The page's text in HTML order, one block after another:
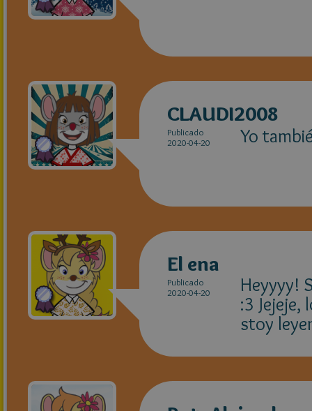
CLAUDI2008
Publicado
2020-04-20
Yo
El ena
Publicado
2020-04-20
Heyyyy!
:3 Jejeje,
stoy